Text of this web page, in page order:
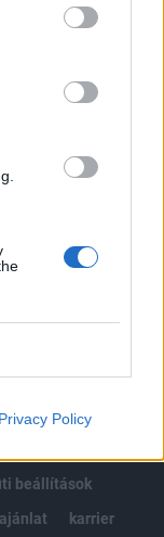
Privacy Policy
belüli
beállítások
karrier